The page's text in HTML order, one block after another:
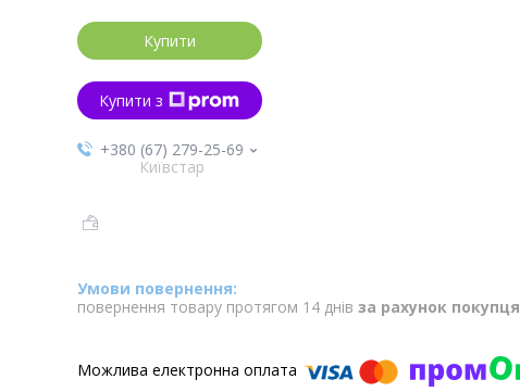
Купити
Купити з
+380 (67) 279-25-69
Київстар
повернення товару протягом 14 днів за рахунок покупця